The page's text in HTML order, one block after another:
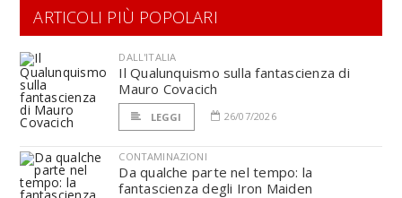
ARTICOLI PIÙ POPOLARI
DALL'ITALIA
Il Qualunquismo sulla fantascienza di
Mauro Covacich
LEGGI 26/07/2026
CONTAMINAZIONI
Da qualche parte nel tempo: la
fantascienza degli Iron Maiden